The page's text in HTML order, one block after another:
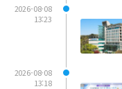
2026-08-08
13:23
2026-08-08
13:18